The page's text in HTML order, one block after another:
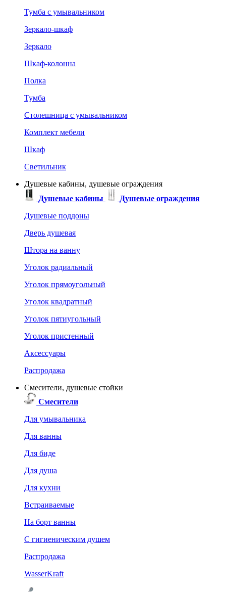
Тумба с умывальником
Зеркало-шкаф
Зеркало
Шкаф-колонна
Полка
Тумба
Столешница с умывальником
Комплект мебели
Шкаф
Светильник
Душевые кабины, душевые ограждения
Душевые кабины
Душевые ограждения
Душевые поддоны
Дверь душевая
Штора на ванну
Уголок радиальный
Уголок прямоугольный
Уголок квадратный
Уголок пятиугольный
Уголок пристенный
Аксессуары
Распродажа
Смесители, душевые стойки
Смесители
Для умывальника
Для ванны
Для биде
Для душа
Для кухни
Встраиваемые
На борт ванны
C гигиеническим душем
Распродажа
WasserKraft